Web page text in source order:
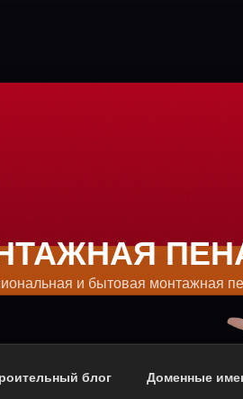
и бытовая монтажная
блог Доменные